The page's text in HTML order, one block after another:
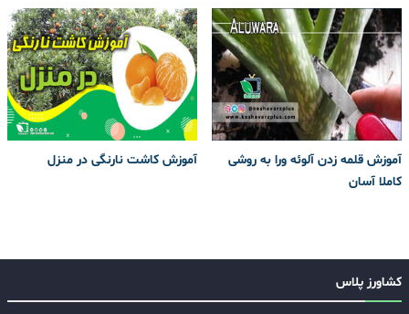
آموزش قلمه زدن آلوئه ورا به روشی
کاملا آسان
آموزش کاشت نارنگی در منزل
کشاورز پلاس